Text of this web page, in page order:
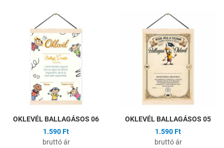
Hozzáadás a kívánságlistához
Összehasonlítás
OKLEVÉL BALLAGÁSOS 06
1.590 Ft
bruttó ár
OKLEVÉL BALLAGÁSOS 05
1.590 Ft
bruttó ár